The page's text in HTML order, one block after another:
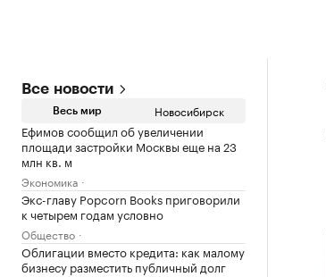
Все новости
Весь мир Новосибирск
Ефимов сообщил об увеличении
площади застройки Москвы еще на 23
млн кв. м
Экономика
Экс-главу Popcorn Books приговорили
к четырем годам условно
Общество
Облигации вместо кредита: как малому
бизнесу разместить публичный долг